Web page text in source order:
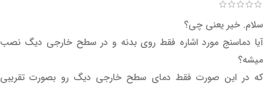
سلام. خیر یعنی چی؟
آیا دماسنج مورد اشاره فقط روی بدنه و در سطح خارجی دیگ نصب
میشه؟
که در این صورت فقط دمای سطح خارجی دیگ رو بصورت تقریبی